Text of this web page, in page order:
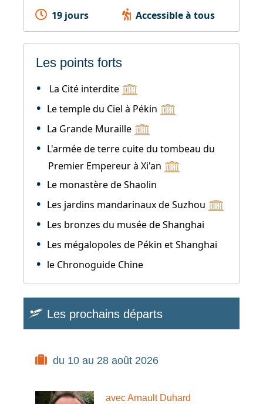
19 jours Accessible à tous
Les points forts
La Cité interdite
Le temple du Ciel à Pékin
La Grande Muraille
L'armée de terre cuite du tombeau du
Premier Empereur à Xi'an
Le monastère de Shaolin
Les jardins mandarinaux de Suzhou
Les bronzes du musée de Shanghai
Les mégalopoles de Pékin et Shanghai
le Chronoguide Chine
Les prochains départs
du 10 au 28 août 2026
avec Arnault Duhard